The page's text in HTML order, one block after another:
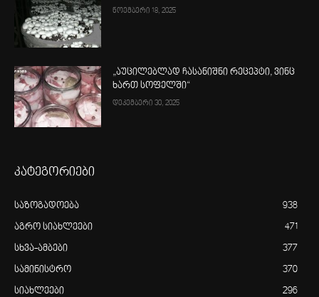
ნოემბერი 18, 2025
„აუცილებლად ჩასანიშნი რეცეპტი, ვინც
ხართ სოფელში“
დეკემბერი 30, 2025
კატეგორიები
საზოგადოება 938
აგრო სიახლეები 471
სხვა-ამბები 377
სამინისტრო 370
სიახლეები 296